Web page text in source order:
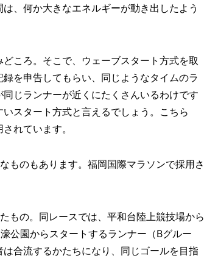
、何か大きなエネルギーが動き出したよう
ころ。そこで、ウェーブスタート方式を取
を申告してもらい、同じようなタイムのラ
じランナーが近くにたくさんいるわけです
スタート方式と言えるでしょう。こちら
れています。
ものもあります。福岡国際マラソンで採用さ
もの。同レースでは、平和台陸上競技場から
公園からスタートするランナー（Bグルー
合流するかたちになり、同じゴールを目指